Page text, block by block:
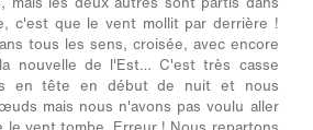
c'est que le vent mollit par derrière !
tous les sens, croisée, avec encore
nouvelle de l'Est… C'est très casse
en tête en début de nuit et nous
mais nous n'avons pas voulu aller